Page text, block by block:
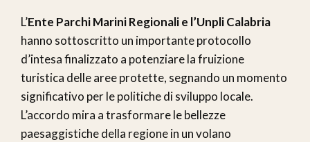
L’Ente Parchi Marini Regionali e l’Unpli Calabria
hanno sottoscritto un importante protocollo
d’intesa finalizzato a potenziare la fruizione
turistica delle aree protette, segnando un momento
significativo per le politiche di sviluppo locale.
L’accordo mira a trasformare le bellezze
paesaggistiche della regione in un volano